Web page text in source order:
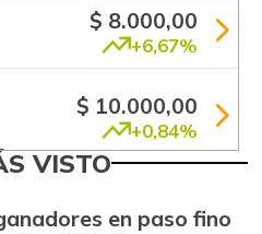
$ 8.000,00
+6,67%
$ 10.000,00
+0,84%
-13,15%
VISTO
en paso fino